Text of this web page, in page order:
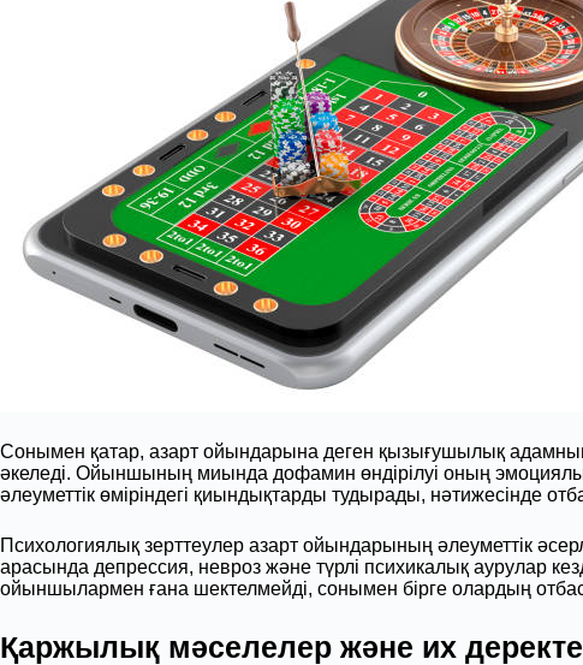
Сонымен қатар, азарт ойындарына деген қызығушылық
әкеледі. Ойыншының миында дофамин өндірілуі оның эмоциялық
әлеуметтік өміріндегі қиындықтарды тудырады, нәтижесінде
Психологиялық зерттеулер азарт ойындарының әлеуметтік
арасында депрессия, невроз және түрлі психикалық аурулар
ойыншылармен ғана шектелмейді, сонымен бірге олардың
Қаржылық мәселелер және их